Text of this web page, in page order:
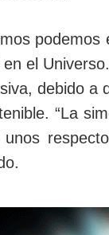
el
debido
“La